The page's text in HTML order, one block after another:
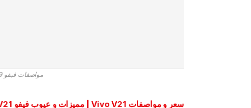
مواصفات فيفو V19 مستعمل
سعر و مواصفات Vivo V21 | مميزات و عيوب فيفو V21